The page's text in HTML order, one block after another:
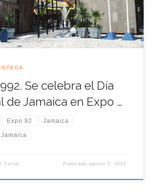
Se celebra el Día
de Jamaica en Expo …
Expo 92 Jamaica
Corral Publicadaagosto 5, 2022